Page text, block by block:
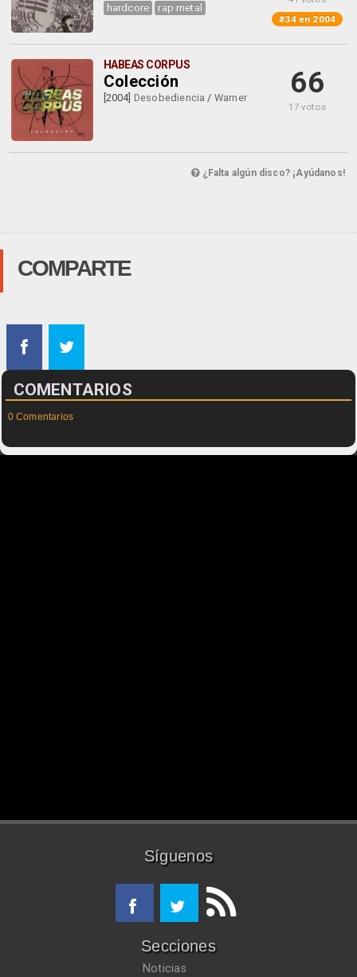
hardcore
rap metal
#34 en 2004
HABEAS CORPUS
Colección
[2004] Desobediencia / Warner 66
17 votos
¿Falta algún disco? ¡Ayúdanos!
COMPARTE
COMENTARIOS
0 Comentarios
Síguenos
Secciones
Noticias